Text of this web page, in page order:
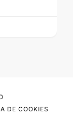
DE COOKIES